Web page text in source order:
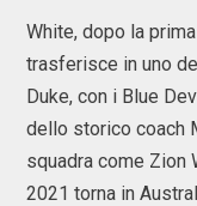
White, dopo la
trasferisce in uno
Duke, con i Blue
dello storico coach
squadra come Zion
2021 torna in